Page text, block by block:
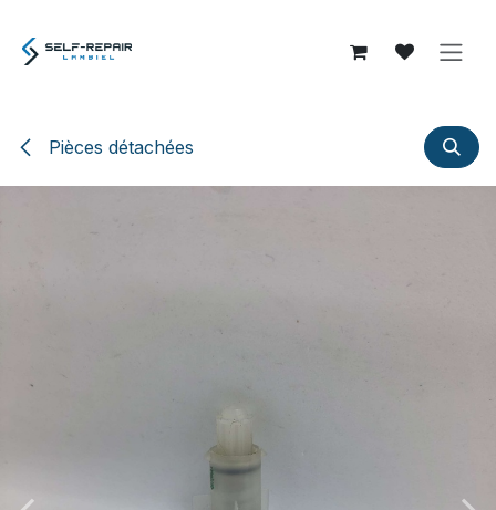
Pièces détachées